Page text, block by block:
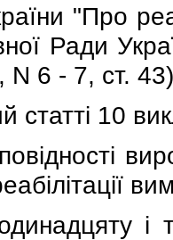
"Про
Ради
N 6 - 7, ст.
10
i